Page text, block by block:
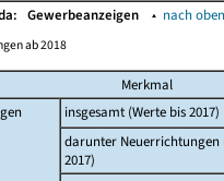
Gewerbeanzeigen ▴ nach oben
ab 2018
Merkmal
insgesamt (Werte bis 2017)
darunter Neuerrichtungen
2017)